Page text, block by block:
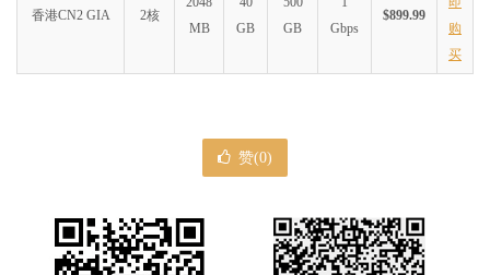
香港CN2 GIA 2核
MB
GB
GB
Gbps
$899.99
购
买
赞(0)